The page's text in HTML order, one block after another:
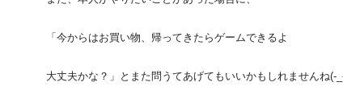
「今からはお買い物、帰ってきたらゲームできるよ
大丈夫かな？」とまた問うてあげてもいいかもしれませんね(-